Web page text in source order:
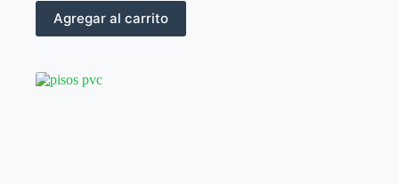
Agregar al carrito